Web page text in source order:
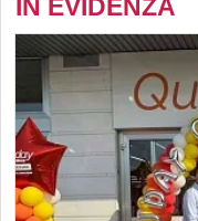
IN EVIDENZA